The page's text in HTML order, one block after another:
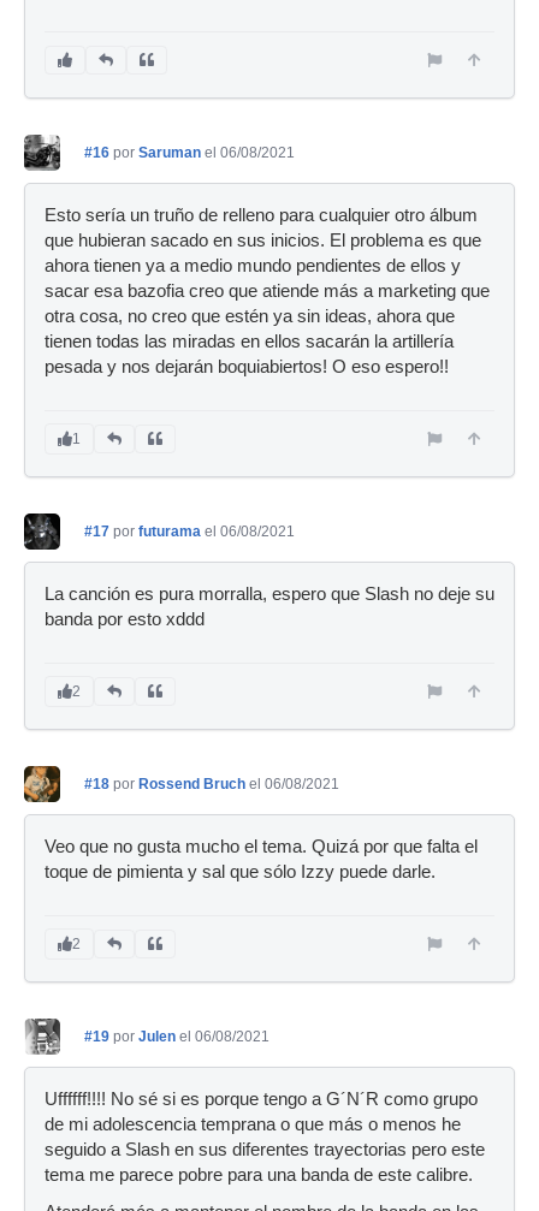
#16 por Saruman el 06/08/2021
Esto sería un truño de relleno para cualquier otro álbum
que hubieran sacado en sus inicios. El problema es que
ahora tienen ya a medio mundo pendientes de ellos y
sacar esa bazofia creo que atiende más a marketing que
otra cosa, no creo que estén ya sin ideas, ahora que
tienen todas las miradas en ellos sacarán la artillería
pesada y nos dejarán boquiabiertos! O eso espero!!
1
#17 por futurama el 06/08/2021
La canción es pura morralla, espero que Slash no deje su
banda por esto xddd
2
#18 por Rossend Bruch el 06/08/2021
Veo que no gusta mucho el tema. Quizá por que falta el
toque de pimienta y sal que sólo Izzy puede darle.
2
#19 por Julen el 06/08/2021
Uffffff!!!! No sé si es porque tengo a G´N´R como grupo
de mi adolescencia temprana o que más o menos he
seguido a Slash en sus diferentes trayectorias pero este
tema me parece pobre para una banda de este calibre.